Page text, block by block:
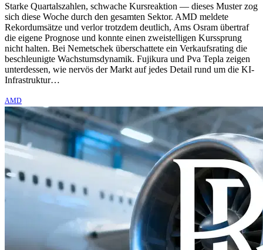
Starke Quartalszahlen, schwache Kursreaktion — dieses Muster zog
sich diese Woche durch den gesamten Sektor. AMD meldete
Rekordumsätze und verlor trotzdem deutlich, Ams Osram übertraf
die eigene Prognose und konnte einen zweistelligen Kurssprung
nicht halten. Bei Nemetschek überschattete ein Verkaufsrating die
beschleunigte Wachstumsdynamik. Fujikura und Pva Tepla zeigen
unterdessen, wie nervös der Markt auf jedes Detail rund um die KI-
Infrastruktur…
AMD